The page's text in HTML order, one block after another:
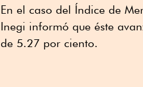
En el caso del Índice de
Inegi informó que éste
de 5.27 por ciento.